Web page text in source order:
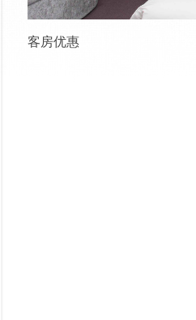
客房优惠